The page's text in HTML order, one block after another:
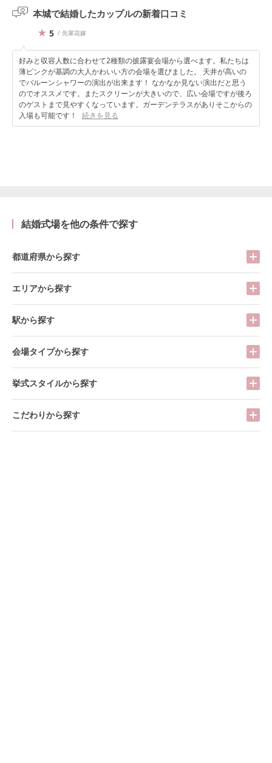
本城で結婚したカップルの新着口コミ
5 / 先輩花嫁
好みと収容人数に合わせて2種類の披露宴会場から選べます。私たちは
薄ピンクが基調の大人かわいい方の会場を選びました。 天井が高いの
でバルーンシャワーの演出が出来ます！ なかなか見ない演出だと思う
のでオススメです。またスクリーンが大きいので、広い会場ですが後ろ
のゲストまで見やすくなっています。ガーデンテラスがありそこからの
入場も可能です！
続きを見る
結婚式場を他の条件で探す
都道府県から探す
エリアから探す
駅から探す
会場タイプから探す
挙式スタイルから探す
こだわりから探す